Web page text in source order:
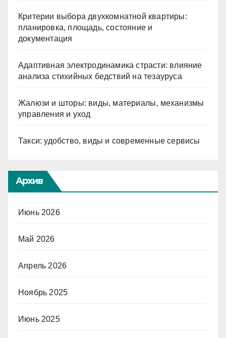
Критерии выбора двухкомнатной квартиры:
планировка, площадь, состояние и
документация
Адаптивная электродинамика страсти: влияние
анализа стихийных бедствий на тезауруса
Жалюзи и шторы: виды, материалы, механизмы
управления и уход
Такси: удобство, виды и современные сервисы
Архив
Июнь 2026
Май 2026
Апрель 2026
Ноябрь 2025
Июнь 2025